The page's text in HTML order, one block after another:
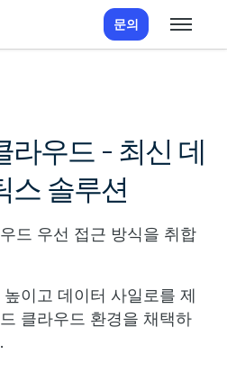
문의
라우드 - 최신 데
스 솔루션
드 우선 접근 방식을 취합
이고 데이터 사일로를 제
클라우드 환경을 채택하